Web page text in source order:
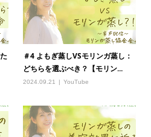
＃4 よもぎ蒸しVSモリンガ蒸し：
どちらを選ぶべき？【モリン...
2024.09.21 YouTube